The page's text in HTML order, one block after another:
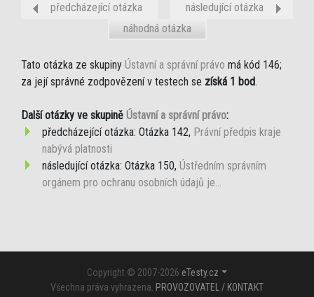
předcházející otázka
následující otázka
náhodná otázka
Tato otázka ze skupiny Ústavní a správní právo má kód 146;
za její správné zodpovězení v testech se získá 1 bod.
Další otázky ve skupině Ústavní a správní právo:
předcházející otázka: Otázka 142, Právní předpis kraje
nabývá platnosti
následující otázka: Otázka 150, Ústředním správním
orgánem pro ochranu osobních údajů je...
Copyright © 2007-2026 eTesty.cz
Všechna práva vyhrazena. PROVOZOVATEL / KONTAKT